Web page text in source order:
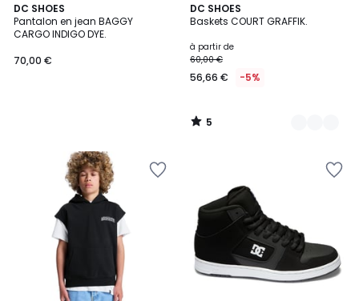
DC SHOES
Pantalon en jean BAGGY
CARGO INDIGO DYE.
70,00 €
DC SHOES
Baskets COURT GRAFFIK.
à partir de
60,00 €
56,66 € -5%
5
/
3
Couleurs
5
/